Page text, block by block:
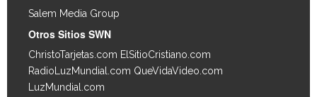
Salem Media Group
Otros Sitios SWN
ChristoTarjetas.com ElSitioCristiano.com
RadioLuzMundial.com QueVidaVideo.com
LuzMundial.com